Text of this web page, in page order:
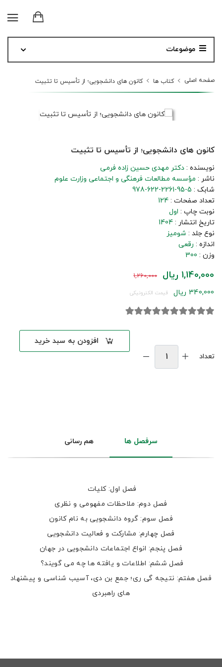
موضوعات
صفحه اصلی کتاب ها کانون های دانشجویی؛ از تأسیس تا تثبیت
کانون های دانشجویی؛ از تأسیس تا تثبیت
نویسنده : دکتر مهدی حسین زاده فرمی
ناشر : مؤسسه مطالعات فرهنگی و اجتماعی وزارت علوم
شابک : 978-622-2261-95-5
تعداد صفحات : 124
نوبت چاپ : اول
تاریخ انتشار : 1404
نوع جلد : شومیز
اندازه : رقعی
وزن : 300
1,140,000 ریال 1,260,000
340,000 ریال قیمت الکترونیکی
تعداد
افزودن به سبد خرید
سرفصل ها هم رسانی
فصل اول: کلیات
فصل دوم: ملاحظات مفهومی و نظری
فصل سوم: گروه دانشجویی به نام کانون
فصل چهارم: مشارکت و فعالیت دانشجویی
فصل پنجم: انواع اجتماعات دانشجویی در جهان
فصل ششم: اطلاعات و یافته ها چه می گویند؟
فصل هفتم: نتیجه گی ری؛ جمع بن دی، آسیب شناسی و پیشنهاد
های راهبردی